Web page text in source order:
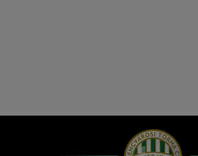
Hírek